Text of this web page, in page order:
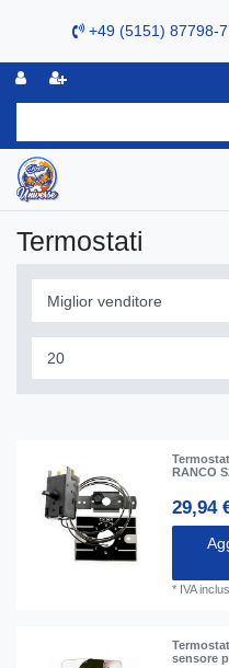
+49 (5151) 87798-
Termostati
RANCO
29,94
* IVA
sensore